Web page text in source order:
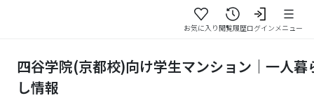
お気に入り閲覧履歴ログインメニュー
四谷学院(京都校)向け学生マンション｜一人暮
し情報